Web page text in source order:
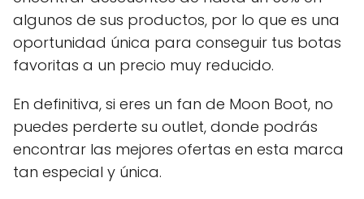
algunos de sus productos, por lo que es una
oportunidad única para conseguir tus botas
favoritas a un precio muy reducido.
En definitiva, si eres un fan de Moon Boot, no
puedes perderte su outlet, donde podrás
encontrar las mejores ofertas en esta marca
tan especial y única.